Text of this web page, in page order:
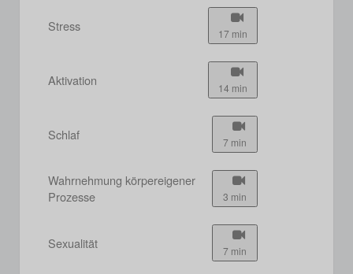
Stress 17 min
Aktivation 14 min
Schlaf 7 min
Wahrnehmung körpereigener
Prozesse
3 min
Sexualität 7 min